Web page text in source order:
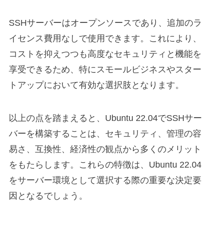
SSHサーバーはオープンソースであり、追加のラ
イセンス費用なしで使用できます。これにより、
コストを抑えつつも高度なセキュリティと機能を
享受できるため、特にスモールビジネスやスター
トアップにおいて有効な選択肢となります。
以上の点を踏まえると、Ubuntu 22.04でSSHサー
バーを構築することは、セキュリティ、管理の容
易さ、互換性、経済性の観点から多くのメリット
をもたらします。これらの特徴は、Ubuntu 22.04
をサーバー環境として選択する際の重要な決定要
因となるでしょう。